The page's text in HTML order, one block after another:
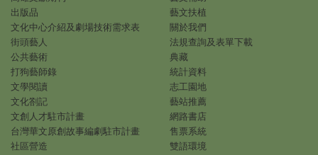
出版品
文化中心介紹及劇場技術需求表
街頭藝人
公共藝術
打狗藝師錄
文學閱讀
文化劄記
文創人才駐市計畫
台灣華文原創故事編劇駐市計畫
社區營造
藝文扶植
關於我們
法規查詢及表單下載
典藏
統計資料
志工園地
藝站推薦
網路書店
售票系統
雙語環境